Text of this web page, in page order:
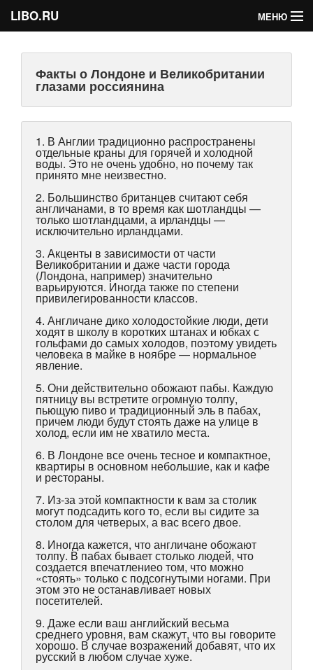
LIBO.RU МЕНЮ
Голосования
Букофки
Факты о Лондоне и Великобритании
глазами россиянина
1. В Англии традиционно распространены
отдельные краны для горячей и холодной
воды. Это не очень удобно, но почему так
принято мне неизвестно.
2. Большинство британцев считают себя
англичанами, в то время как шотландцы —
только шотландцами, а ирландцы —
исключительно ирландцами.
3. Акценты в зависимости от части
Великобритании и даже части города
(Лондона, например) значительно
варьируются. Иногда также по степени
привилегированности классов.
4. Англичане дико холодостойкие люди, дети
ходят в школу в коротких штанах и юбках с
гольфами до самых холодов, поэтому увидеть
человека в майке в ноябре — нормальное
явление.
5. Они действительно обожают пабы. Каждую
пятницу вы встретите огромную толпу,
пьющую пиво и традиционный эль в пабах,
причем люди будут стоять даже на улице в
холод, если им не хватило места.
6. В Лондоне все очень тесное и компактное,
квартиры в основном небольшие, как и кафе
и рестораны.
7. Из-за этой компактности к вам за столик
могут подсадить кого то, если вы сидите за
столом для четверых, а вас всего двое.
8. Иногда кажется, что англичане обожают
толпу. В пабах бывает столько людей, что
создается впечатлениео том, что можно
«стоять» только с подсогнутыми ногами. При
этом это не останавливает новых
посетителей.
9. Даже если ваш английский весьма
среднего уровня, вам скажут, что вы говорите
хорошо. В случае возражений добавят, что их
русский в любом случае хуже.